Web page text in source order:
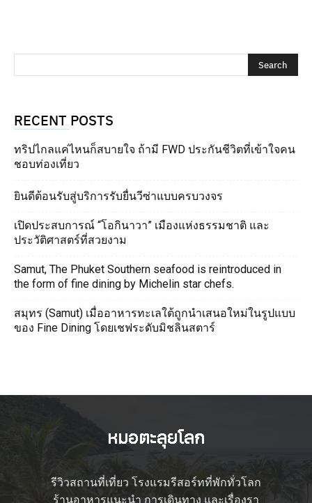
RECENT POSTS
ทริปไกลแค่ไหนก็สบายใจ ถ้ามี FWD ประกันชีวิตที่เข้าใจคน
ชอบท่องเที่ยว
ยินดีต้อนรับสู่บริการรับยื่นวีซ่าแบบครบวงจร
เปิดประสบการณ์ “โอกินาวา” เมืองแห่งธรรมชาติ และ
ประวัติศาสตร์ที่สวยงาม
Samut, The Phuket Southern seafood is reintroduced in
the form of fine dining by Michelin star chefs.
สมุทร (Samut) เมื่ออาหารทะเลใต้ถูกนำเสนอใหม่ในรูปแบบ
ของ Fine Dining โดยเชฟระดับมิชลินสตาร์
รีวิวสถานที่เที่ยว โรงแรมรีสอร์ทที่พักทั่วโลก
ร้านอาหารแนะนำ การเดินทาง และเรื่องรา